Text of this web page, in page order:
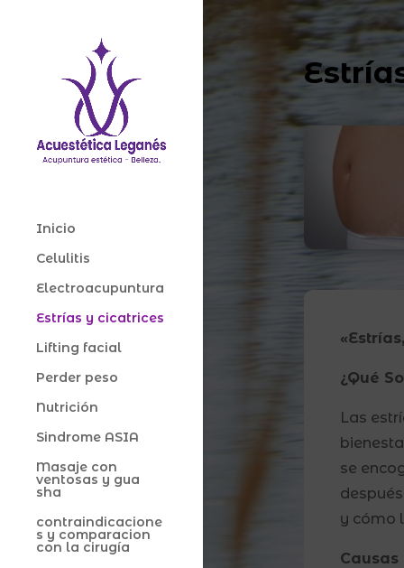
Inicio
Celulitis
Electroacupuntura
Estrías y cicatrices
Lifting facial
Perder peso
Nutrición
Sindrome ASIA
Masaje con
ventosas y gua
sha
contraindicacione
s y comparacion
con la cirugía
¿Qué
Las
se
y cómo
Causas